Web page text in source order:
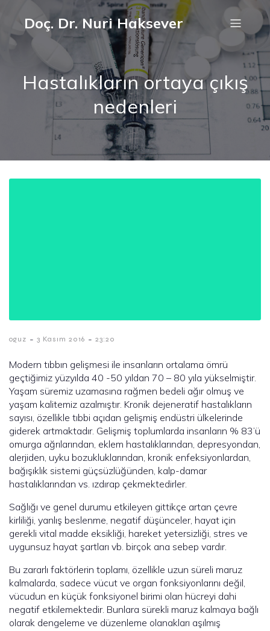
Doç. Dr. Nuri Haksever
Hastalıkların ortaya çıkış
nedenleri
oguz - 3 Kasım 2016 - 23:20
Modern tıbbın gelişmesi ile insanların ortalama ömrü
geçtiğimiz yüzyılda 40 -50 yıldan 70 – 80 yıla yükselmiştir.
Yaşam süremiz uzamasına rağmen bedeli ağır olmuş ve
yaşam kalitemiz azalmıştır. Kronik dejeneratif hastalıkların
sayısı, özellikle tıbbi açıdan gelişmiş endüstri ülkelerinde
giderek artmaktadır. Gelişmiş toplumlarda insanların % 83’ü
omurga ağrılarından, eklem hastalıklarından, depresyondan,
alerjiden, uyku bozukluklarından, kronik enfeksiyonlardan,
bağışıklık sistemi güçsüzlüğünden, kalp-damar
hastalıklarından vs. ızdırap çekmektedirler.
Sağlığı ve genel durumu etkileyen gittikçe artan çevre
kirliliği, yanlış beslenme, negatif düşünceler, hayat için
gerekli vital madde eksikliği, hareket yetersizliği, stres ve
uygunsuz hayat şartları vb. birçok ana sebep vardır.
Bu zararlı faktörlerin toplamı, özellikle uzun süreli maruz
kalmalarda, sadece vücut ve organ fonksiyonlarını değil,
vücudun en küçük fonksiyonel birimi olan hücreyi dahi
negatif etkilemektedir. Bunlara sürekli maruz kalmaya bağlı
olarak dengeleme ve düzenleme olanakları aşılmış